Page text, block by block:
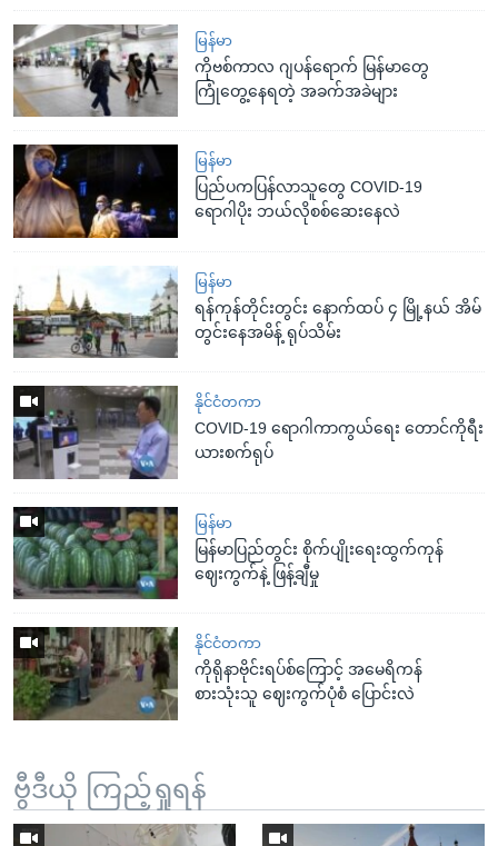
မြန်မာ
ကိုဗစ်ကာလ ဂျပန်ရောက် မြန်မာတွေ
ကြုံတွေ့နေရတဲ့ အခက်အခဲများ
မြန်မာ
ပြည်ပကပြန်လာသူတွေ COVID-19
ရောဂါပိုး ဘယ်လိုစစ်ဆေးနေလဲ
မြန်မာ
ရန်ကုန်တိုင်းတွင်း နောက်ထပ် ၄ မြို့နယ် အိမ်
တွင်းနေအမိန့် ရုပ်သိမ်း
နိုင်ငံတကာ
COVID-19 ရောဂါကာကွယ်ရေး တောင်ကိုရီး
ယားစက်ရုပ်
မြန်မာ
မြန်မာပြည်တွင်း စိုက်ပျိုးရေးထွက်ကုန်
ဈေးကွက်နဲ့ ဖြန့်ချီမှု
နိုင်ငံတကာ
ကိုရိုနာဗိုင်းရပ်စ်ကြောင့် အမေရိကန်
စားသုံးသူ ဈေးကွက်ပုံစံ ပြောင်းလဲ
ဗွီဒီယို ကြည့်ရှုရန်